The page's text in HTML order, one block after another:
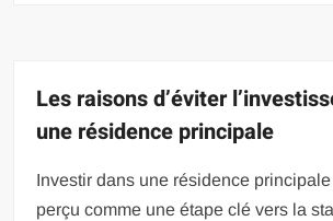
Les raisons d’éviter
une résidence principale
Investir dans une résidence
perçu comme une étape clé vers la